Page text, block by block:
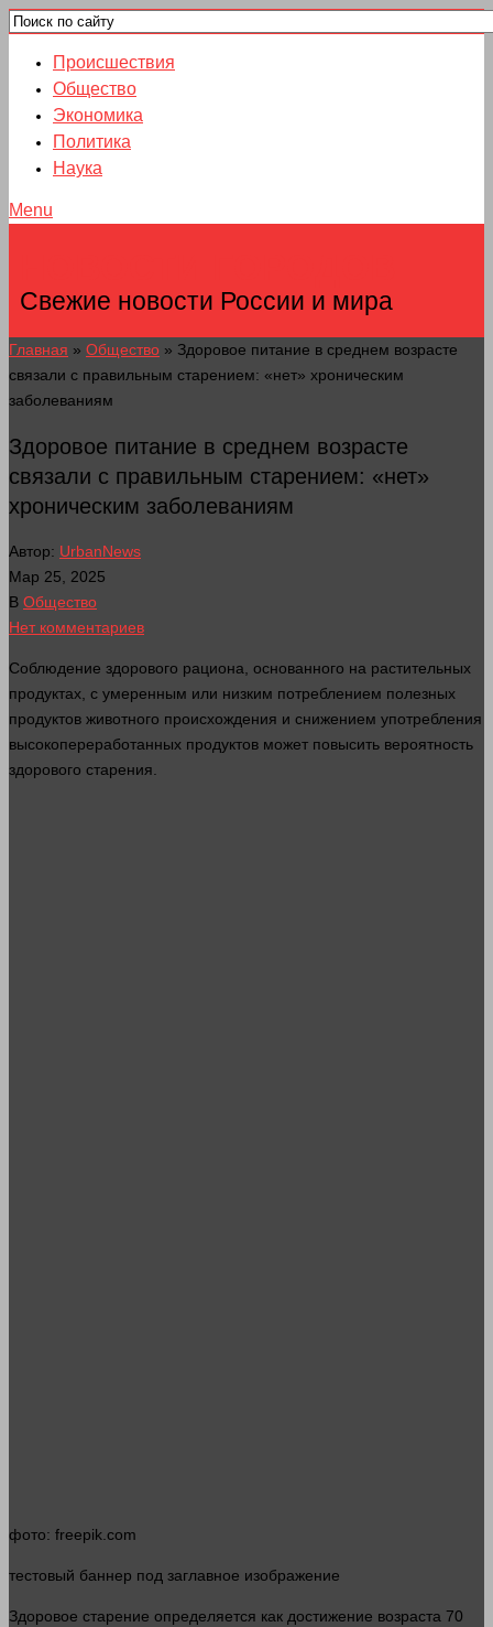
Происшествия
Общество
Экономика
Политика
Наука
Menu
Свежие новости России и мира
Главная » Общество » Здоровое питание в среднем возрасте
связали с правильным старением: «нет» хроническим
заболеваниям
Здоровое питание в среднем возрасте
связали с правильным старением: «нет»
хроническим заболеваниям
Автор: UrbanNews
Мар 25, 2025
В Общество
Нет комментариев
Соблюдение здорового рациона, основанного на растительных
продуктах, с умеренным или низким потреблением полезных
продуктов животного происхождения и снижением употребления
высокопереработанных продуктов может повысить вероятность
здорового старения.
фото: freepik.com
тестовый баннер под заглавное изображение
Здоровое старение определяется как достижение возраста 70